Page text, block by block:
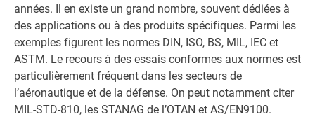
années. Il en existe un grand nombre, souvent dédiées à
des applications ou à des produits spécifiques. Parmi les
exemples figurent les normes DIN, ISO, BS, MIL, IEC et
ASTM. Le recours à des essais conformes aux normes est
particulièrement fréquent dans les secteurs de
l’aéronautique et de la défense. On peut notamment citer
MIL-STD-810, les STANAG de l’OTAN et AS/EN9100.